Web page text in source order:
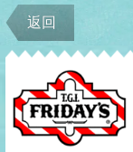
返回